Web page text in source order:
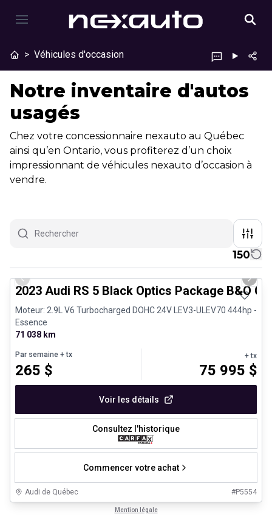
> Véhicules d'occasion
Notre inventaire d'autos
usagés
Chez votre concessionnaire nexauto au Québec
ainsi qu’en Ontario, vous profiterez d’un choix
impressionnant de véhicules nexauto d’occasion à
vendre.
150
1/8
Previous slide Next
2023 Audi RS 5 Black Optics Package B&O
Moteur: 2.9L V6 Turbocharged DOHC 24V LEV3-ULEV70 444hp -
Essence
71 038 km
Par semaine + tx
265 $
+ tx
75 995 $
Voir les détails
Consultez l'historique
Commencer votre achat
Audi de Québec #P5554
Mention légale
Véhicules d'occasion certifiés